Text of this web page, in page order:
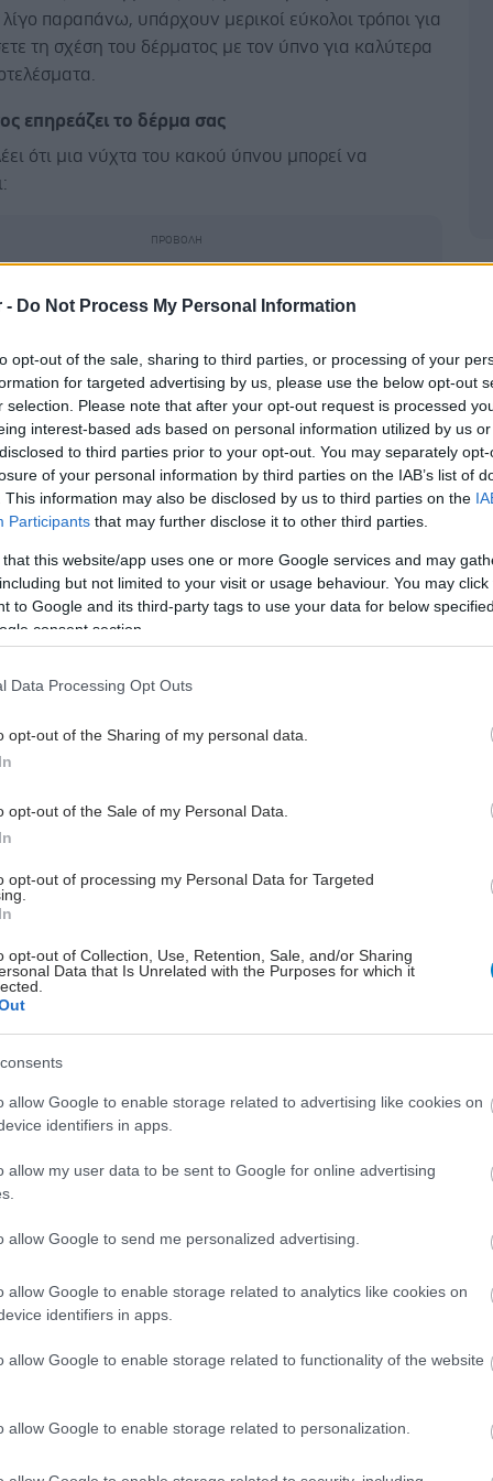
- Do Not Process My Personal Information
opt-out of the sale, sharing to third parties, or processing of your
for targeted advertising by us, please use the below opt-out
selection. Please note that after your opt-out request is processed
interest-based ads based on personal information utilized by us
to third parties prior to your opt-out. You may separately
of your personal information by third parties on the IAB’s list of
This information may also be disclosed by us to third parties on the
Participants that may further disclose it to other third parties.
that this website/app uses one or more Google services and may
but not limited to your visit or usage behaviour. You may
to Google and its third-party tags to use your data for below
consent section.
Data Processing Opt Outs
opt-out of the Sharing of my personal data.
opt-out of the Sale of my Personal Data.
opt-out of processing my Personal Data for Targeted
opt-out of Collection, Use, Retention, Sale, and/or Sharing
Data that Is Unrelated with the Purposes for which it
allow Google to enable storage related to advertising like cookies on
identifiers in apps.
allow my user data to be sent to Google for online advertising
allow Google to send me personalized advertising.
allow Google to enable storage related to analytics like cookies on
identifiers in apps.
allow Google to enable storage related to functionality of the website
allow Google to enable storage related to personalization.
λίγο παραπάνω, υπάρχουν μερικοί εύκολοι τρόποι για
τη σχέση του δέρματος με τον ύπνο για καλύτερα
επηρεάζει το δέρμα σας
ότι μια νύχτα του κακού ύπνου μπορεί να
κύκλους
ρυτίδες και λεπτές γραμμές
στόμα
του 2017 διαπίστωσε ότι δύο ημέρες περιορισμένου
σε κάτι πιο μόνιμο.
σας ''επιδιορθώνεται''. Αυτό ισχύει για την
σας, όπως και για τον εγκέφαλο ή τους μύς σας.
και το όργανο ανοικοδομεί το κολλαγόνο του και
τις βλάβες από την έκθεση στην υπεριώδη
μειώνοντας τις ρυτίδες και τα σημάδια της ηλικίας.
ύπνος είναι μια περίοδος που το πρόσωπό σας
επτά έως εννέα ώρες κάθε βράδυ.
επαρκώς
και σημαντικά, όπως:
δεν αναρρώνει και από περιβαλλοντικούς